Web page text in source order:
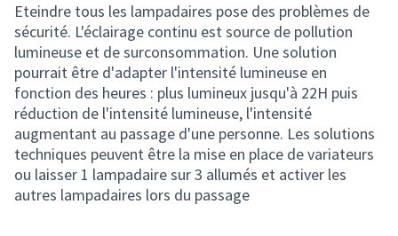
Eteindre tous les lampadaires pose des problèmes de
sécurité. L'éclairage continu est source de pollution
lumineuse et de surconsommation. Une solution
pourrait être d'adapter l'intensité lumineuse en
fonction des heures : plus lumineux jusqu'à 22H puis
réduction de l'intensité lumineuse, l'intensité
augmentant au passage d'une personne. Les solutions
techniques peuvent être la mise en place de variateurs
ou laisser 1 lampadaire sur 3 allumés et activer les
autres lampadaires lors du passage